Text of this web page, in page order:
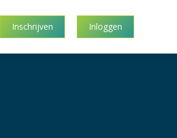
Inschrijven Inloggen